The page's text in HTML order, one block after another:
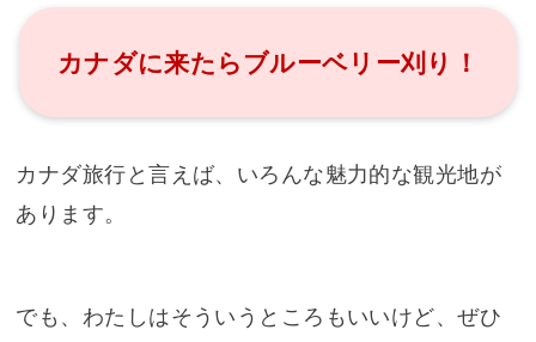
カナダに来たらブルーベリー刈り！
カナダ旅行と言えば、いろんな魅力的な観光地が
あります。
でも、わたしはそういうところもいいけど、ぜひ